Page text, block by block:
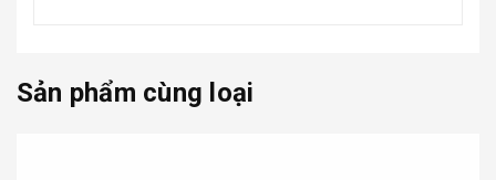
Sản phẩm cùng loại